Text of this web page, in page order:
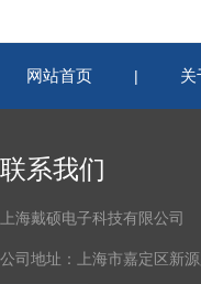
网站首页 | 关
联系我们
上海戴硕电子科技有限公司
公司地址：上海市嘉定区新